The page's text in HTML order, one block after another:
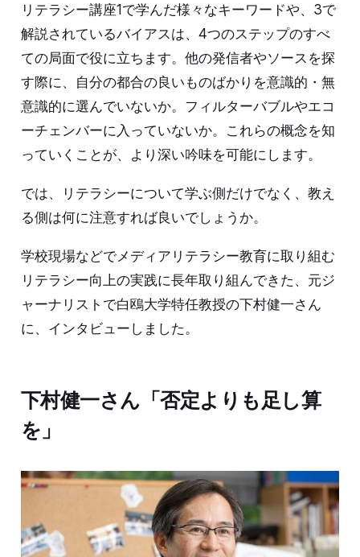
リテラシー講座1で学んだ様々なキーワードや、3で
解説されているバイアスは、4つのステップのすべ
ての局面で役に立ちます。他の発信者やソースを探
す際に、自分の都合の良いものばかりを意識的・無
意識的に選んでいないか。フィルターバブルやエコ
ーチェンバーに入っていないか。これらの概念を知
っていくことが、より深い吟味を可能にします。
では、リテラシーについて学ぶ側だけでなく、教え
る側は何に注意すれば良いでしょうか。
学校現場などでメディアリテラシー教育に取り組む
リテラシー向上の実践に長年取り組んできた、元ジ
ャーナリストで白鴎大学特任教授の下村健一さん
に、インタビューしました。
下村健一さん「否定よりも足し算
を」